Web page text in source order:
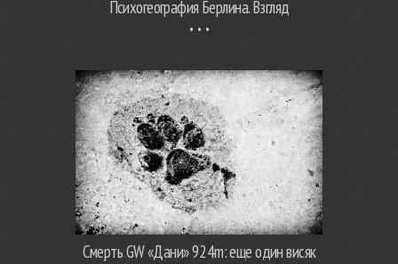
Психогеография Берлина. Взгляд
Смерть GW «Дани» 924m: еще один висяк